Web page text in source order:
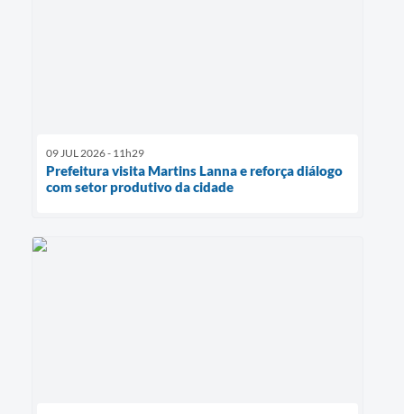
09 JUL 2026 - 11h29
Prefeitura visita Martins Lanna e reforça diálogo
com setor produtivo da cidade